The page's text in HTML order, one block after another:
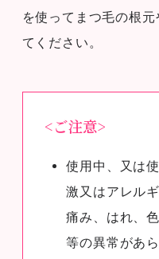
を使ってまつ毛の根
てください。
<ご注意>
使用中、又は
激又はアレル
痛み、はれ、
等の異常があ